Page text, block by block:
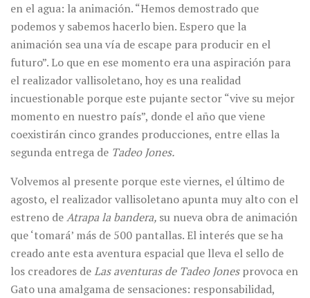
en el agua: la animación. “Hemos demostrado que
podemos y sabemos hacerlo bien. Espero que la
animación sea una vía de escape para producir en el
futuro”. Lo que en ese momento era una aspiración para
el realizador vallisoletano, hoy es una realidad
incuestionable porque este pujante sector “vive su mejor
momento en nuestro país”, donde el año que viene
coexistirán cinco grandes producciones, entre ellas la
segunda entrega de Tadeo Jones.
Volvemos al presente porque este viernes, el último de
agosto, el realizador vallisoletano apunta muy alto con el
estreno deAtrapa la bandera, su nueva obra de animación
que ‘tomará’ más de 500 pantallas. El interés que se ha
creado ante esta aventura espacial que lleva el sello de
los creadores deLas aventuras de Tadeo Jonesprovoca en
Gato una amalgama de sensaciones: responsabilidad,